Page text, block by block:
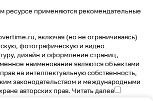
ресурсе применяются рекомендательные
включая (но не ограничиваясь)
фотографическую и видео
дизайн и оформление страниц,
наименование являются объектами
на интеллектуальную собственность,
законодательством и международными
авторских прав. Читать далее